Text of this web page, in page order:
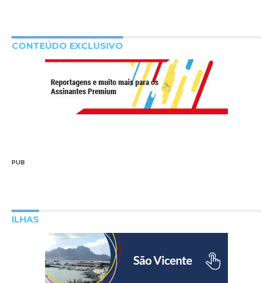
CONTEÚDO EXCLUSIVO
PUB
ILHAS